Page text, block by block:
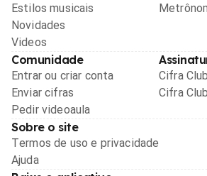
Estilos musicais
Novidades
Videos
Comunidade
Entrar ou criar conta
Enviar cifras
Pedir videoaula
Cifra
Cifra
Sobre o site
Termos de uso e privacidade
Ajuda